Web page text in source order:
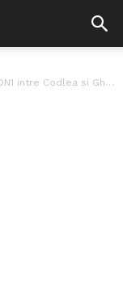
intre Codlea si Ghimbav